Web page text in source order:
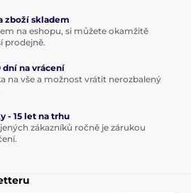
zboží skladem
na eshopu, si můžete okamžitě
prodejně.
dní na vrácení
na vše a možnost vrátit nerozbalený
- 15 let na trhu
zákazníků ročně je zárukou